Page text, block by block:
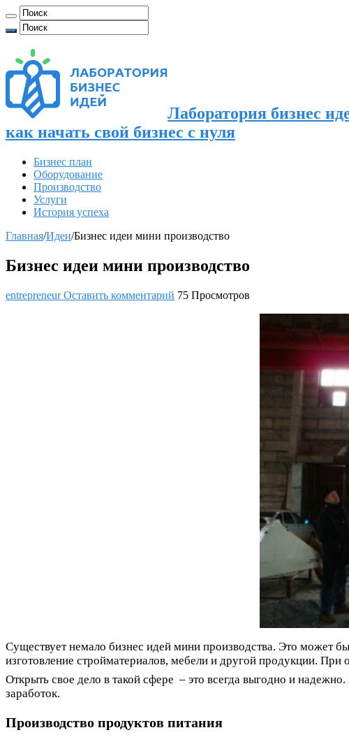
Лаборатория бизнес
как начать свой бизнес с нуля
Бизнес план
Оборудование
Производство
Услуги
История успеха
Главная/Идеи/Бизнес идеи мини производство
Бизнес идеи мини производство
entrepreneurОставить комментарий 75 Просмотров
Существует немало бизнес идей мини производства. Это может
изготовление стройматериалов, мебели и другой продукции. При
Открыть свое дело в такой сфере – это всегда выгодно и
заработок.
Производство продуктов питания